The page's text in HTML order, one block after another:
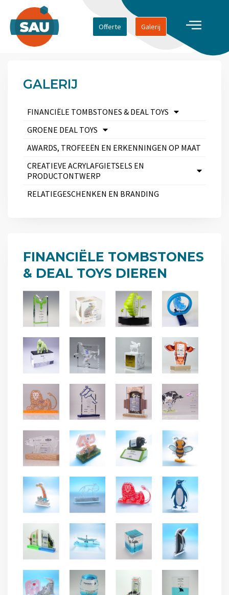
Offerte Galerij
GALERIJ
FINANCIËLE TOMBSTONES & DEAL TOYS
GROENE DEAL TOYS
AWARDS, TROFEEËN EN ERKENNINGEN OP MAAT
CREATIEVE ACRYLAFGIETSELS EN
PRODUCTONTWERP
RELATIEGESCHENKEN EN BRANDING
FINANCIËLE TOMBSTONES
& DEAL TOYS DIEREN